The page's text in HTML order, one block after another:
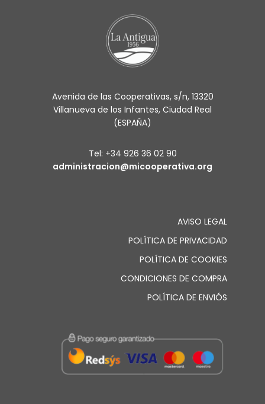
Avenida de las Cooperativas, s/n, 13320
Villanueva de los Infantes, Ciudad Real
(ESPAÑA)
Tel: +34 926 36 02 90
administracion@micooperativa.org
AVISO LEGAL
POLÍTICA DE PRIVACIDAD
POLÍTICA DE COOKIES
CONDICIONES DE COMPRA
POLÍTICA DE ENVIÓS